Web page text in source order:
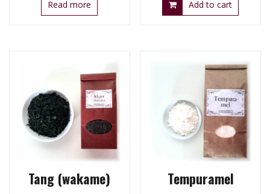
Read more Add to cart
Tang (wakame) Tempuramel